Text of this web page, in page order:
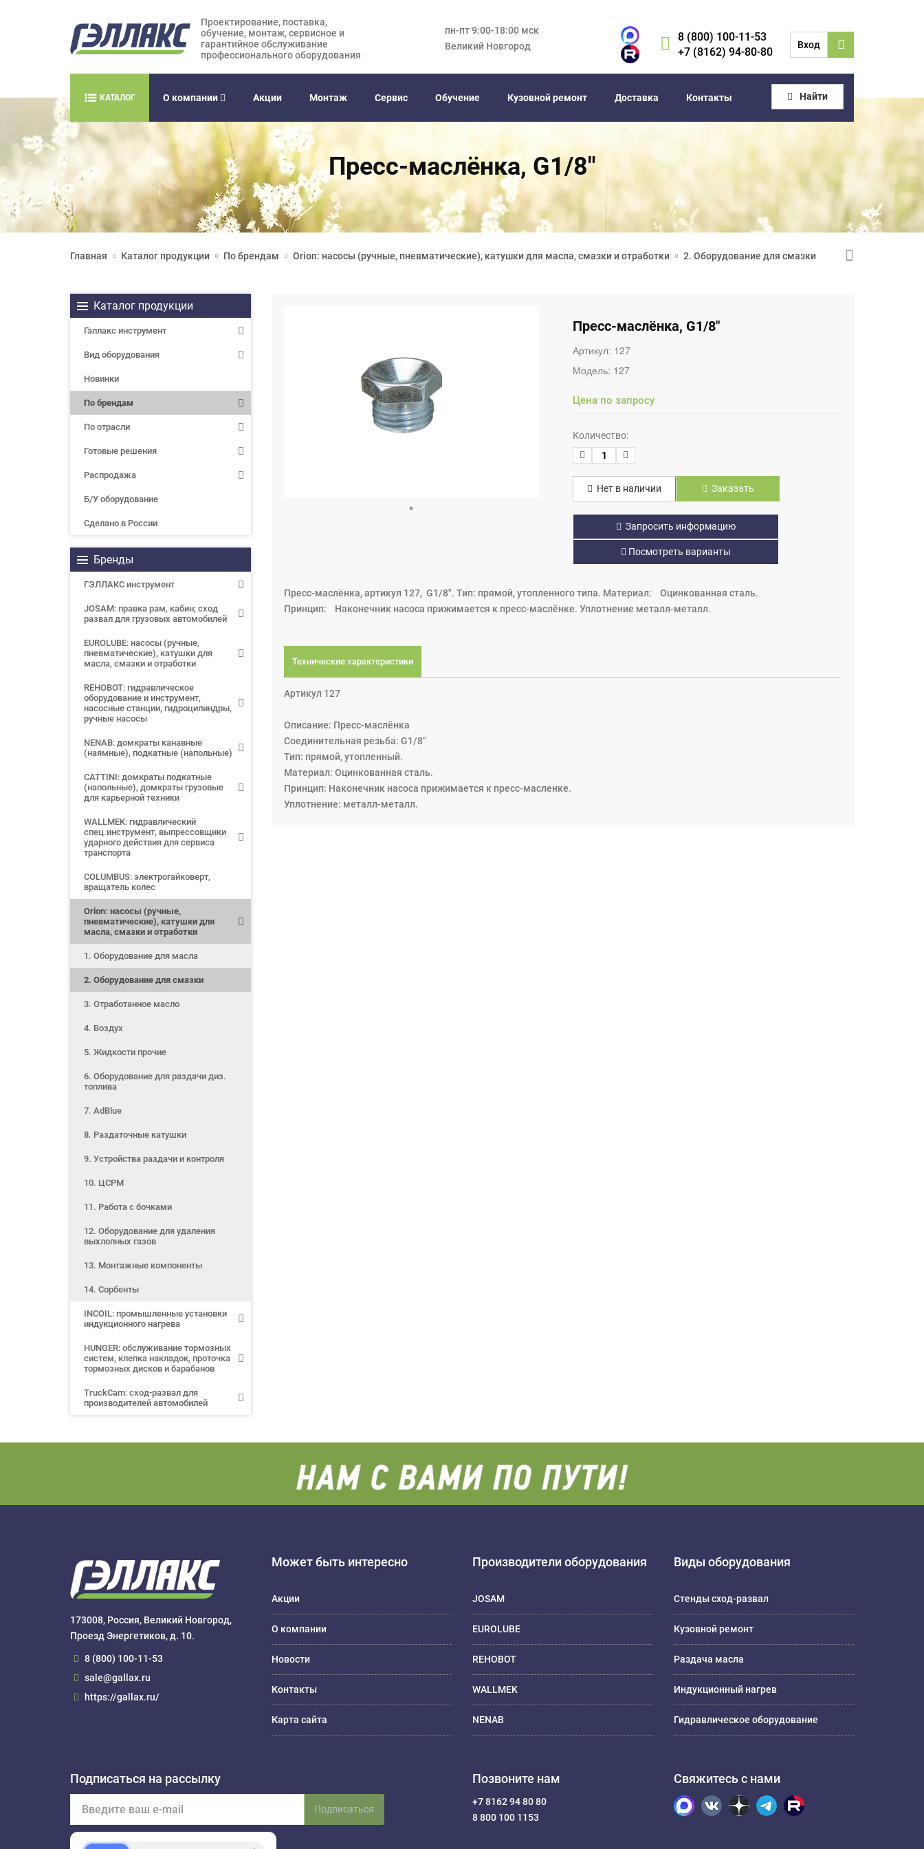
Проектирование, поставка,
обучение, монтаж, сервисное и
гарантийное обслуживание
профессионального оборудования
пн-пт 9:00-18:00 мск
Великий Новгород
8 (800) 100-11-53
+7 (8162) 94-80-80
Вход
КАТАЛОГ О компании Акции Монтаж Сервис Обучение Кузовной ремонт Доставка Контакты Найти
Пресс-маслёнка, G1/8"
Главная Каталог продукции По брендам Orion: насосы (ручные, пневматические), катушки для масла, смазки и отработки 2. Оборудование для смазки
Каталог продукции
Гэллакс инструмент
Вид оборудования
Новинки
По брендам
По отрасли
Готовые решения
Распродажа
Б/У оборудование
Сделано в России
Бренды
ГЭЛЛАКС инструмент
JOSAM: правка рам, кабин; сход
развал для грузовых автомобилей
EUROLUBE: насосы (ручные,
пневматические), катушки для
масла, смазки и отработки
REHOBOT: гидравлическое
оборудование и инструмент,
насосные станции, гидроцилиндры,
ручные насосы
NENAB: домкраты канавные
(наямные), подкатные (напольные)
CATTINI: домкраты подкатные
(напольные), домкраты грузовые
для карьерной техники
WALLMEK: гидравлический
спец.инструмент, выпрессовщики
ударного действия для сервиса
транспорта
COLUMBUS: электрогайковерт,
вращатель колес
Orion: насосы (ручные,
пневматические), катушки для
масла, смазки и отработки
1. Оборудование для масла
2. Оборудование для смазки
3. Отработанное масло
4. Воздух
5. Жидкости прочие
6. Оборудование для раздачи диз.
топлива
7. AdBlue
8. Раздаточные катушки
9. Устройства раздачи и контроля
10. ЦСРМ
11. Работа с бочками
12. Оборудование для удаления
выхлопных газов
13. Монтажные компоненты
14. Сорбенты
INCOIL: промышленные установки
индукционного нагрева
HUNGER: обслуживание тормозных
систем, клепка накладок, проточка
тормозных дисков и барабанов
TruckCam: сход-развал для
производителей автомобилей
Пресс-маслёнка, G1/8"
Артикул: 127
Модель: 127
Цена по запросу
Количество:
Нет в наличии Заказать
Запросить информацию
Посмотреть варианты
Пресс-маслёнка, артикул 127, G1/8". Тип: прямой, утопленного типа. Материал: Оцинкованная сталь.
Принцип: Наконечник насоса прижимается к пресс-маслёнке. Уплотнение металл-металл.
Технические характеристики
Артикул 127
Описание: Пресс-маслёнка
Соединительная резьба: G1/8"
Тип: прямой, утопленный.
Материал: Оцинкованная сталь.
Принцип: Наконечник насоса прижимается к пресс-масленке.
Уплотнение: металл-металл.
173008, Россия, Великий Новгород,
Проезд Энергетиков, д. 10.
8 (800) 100-11-53
sale@gallax.ru
https://gallax.ru/
Может быть интересно
Акции
О компании
Новости
Контакты
Карта сайта
Производители оборудования
JOSAM
EUROLUBE
REHOBOT
WALLMEK
NENAB
Виды оборудования
Стенды сход-развал
Кузовной ремонт
Раздача масла
Индукционный нагрев
Гидравлическое оборудование
Подписаться на рассылку
Подписаться
Позвоните нам
+7 8162 94 80 80
8 800 100 1153
Свяжитесь с нами